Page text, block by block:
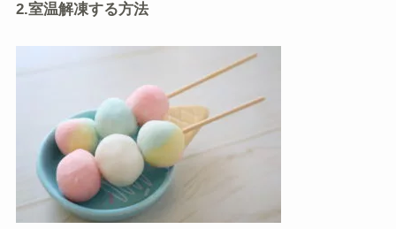
2.室温解凍する方法